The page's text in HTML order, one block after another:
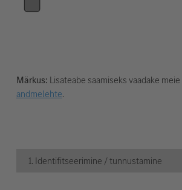
Märkus: Lisateabe saamiseks vaadake meie
andmelehte.
1. Identifitseerimine / tunnustamine